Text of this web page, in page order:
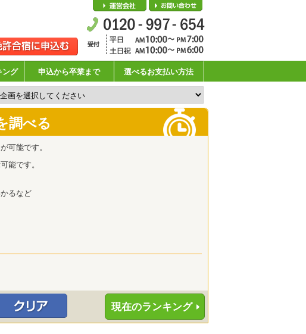
会社概要
ング 申込から卒業まで 選べるお支払い方法
調べる
可能です。
能です。
るなど
現在のランキング